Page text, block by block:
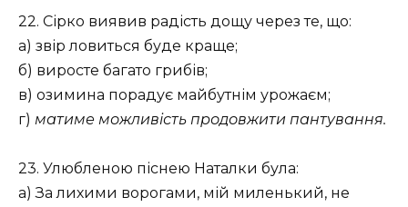
22. Сірко виявив радість дощу через те, що:
а) звір ловиться буде краще;
б) виросте багато грибів;
в) озимина порадує майбутнім урожаєм;
г) матиме можливість продовжити пантування.
23. Улюбленою піснею Наталки була:
а) За лихими ворогами, мій миленький, не